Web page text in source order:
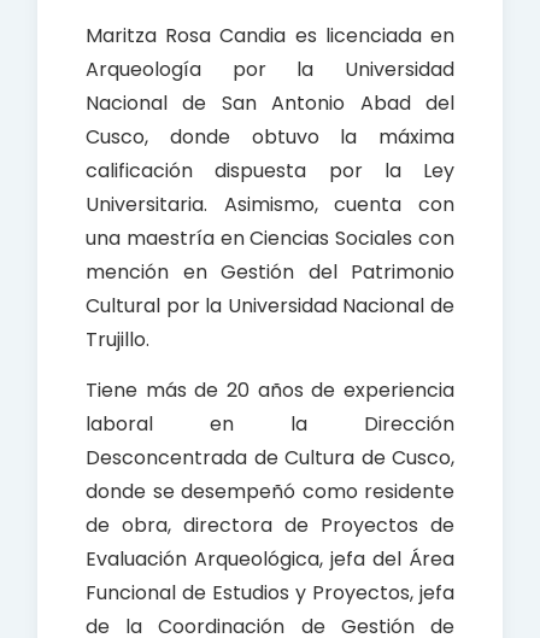
Maritza Rosa Candia es licenciada en
Arqueología por la Universidad
Nacional de San Antonio Abad del
Cusco, donde obtuvo la máxima
calificación dispuesta por la Ley
Universitaria. Asimismo, cuenta con
una maestría en Ciencias Sociales con
mención en Gestión del Patrimonio
Cultural por la Universidad Nacional de
Trujillo.
Tiene más de 20 años de experiencia
laboral en la Dirección
Desconcentrada de Cultura de Cusco,
donde se desempeñó como residente
de obra, directora de Proyectos de
Evaluación Arqueológica, jefa del Área
Funcional de Estudios y Proyectos, jefa
de la Coordinación de Gestión de